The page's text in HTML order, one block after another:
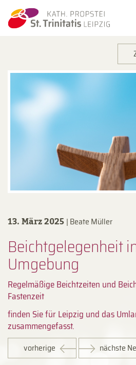
13. März 2025 | Beate Müller
Beichtgelegenheit
Umgebung
Regelmäßige Beichtzeiten und
Fastenzeit
finden Sie für Leipzig und das
zusammengefasst.
vorherige nächste